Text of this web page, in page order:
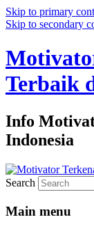
Skip to primary
Skip to secondary
Terbaik
Info
Indonesia
Search
Main menu